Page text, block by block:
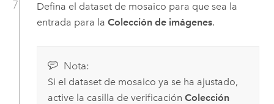
Defina el dataset de mosaico para que sea la
entrada para la Colección de imágenes.
Nota:
Si el dataset de mosaico ya se ha ajustado,
active la casilla de verificación Colección